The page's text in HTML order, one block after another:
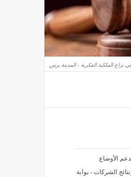
نزاع الملكية الفكرية - المدينة برس
الأوضاع
الشركات - بوابة